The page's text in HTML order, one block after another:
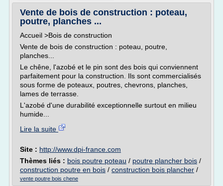
Vente de bois de construction : poteau,
poutre, planches ...
Accueil >Bois de construction
Vente de bois de construction : poteau, poutre,
planches...
Le chêne, l'azobé et le pin sont des bois qui conviennent
parfaitement pour la construction. Ils sont commercialisés
sous forme de poteaux, poutres, chevrons, planches,
lames de terrasse.
L'azobé d'une durabilité exceptionnelle surtout en milieu
humide...
Lire la suite
Site : http://www.dpi-france.com
Thèmes liés : bois poutre poteau / poutre plancher bois /
construction poutre en bois / construction bois plancher /
vente poutre bois chene